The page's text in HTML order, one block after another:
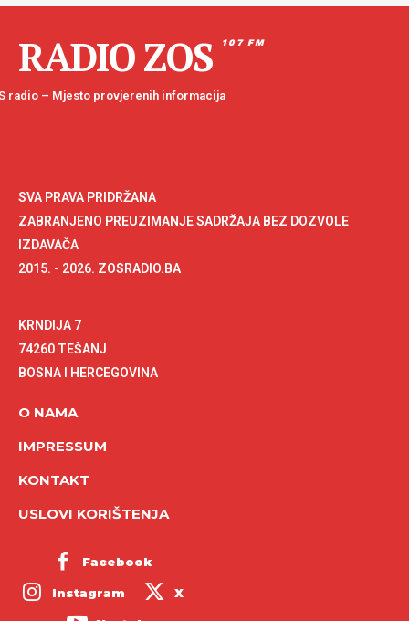
RADIO ZOS 107 FM
radio – Mjesto provjerenih informacija
SVA PRAVA PRIDRŽANA
ZABRANJENO PREUZIMANJE SADRŽAJA BEZ DOZVOLE
IZDAVAČA
2015. - 2026. ZOSRADIO.BA
KRNDIJA 7
74260 TEŠANJ
BOSNA I HERCEGOVINA
O NAMA
IMPRESSUM
KONTAKT
USLOVI KORIŠTENJA
Facebook
Instagram X